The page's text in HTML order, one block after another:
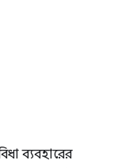
ব্যবহারের